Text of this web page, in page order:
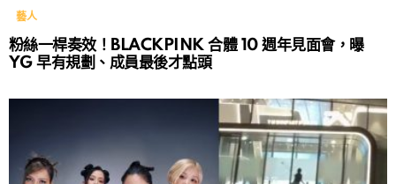
藝人
粉絲一桿奏效！BLACKPINK 合體 10 週年見面會，曝
YG 早有規劃、成員最後才點頭